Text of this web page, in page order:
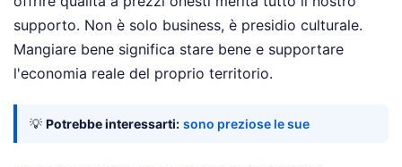
supporto. Non è solo business, è presidio culturale.
Mangiare bene significa stare bene e supportare
l'economia reale del proprio territorio.
💡 Potrebbe interessarti: sono preziose le sue